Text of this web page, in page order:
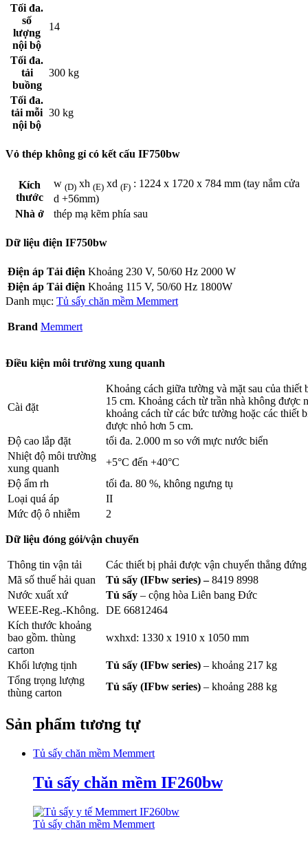
Tối đa.
số
lượng
nội bộ
14
Tối đa.
tải
buồng
300 kg
Tối đa.
tải mỗi
nội bộ
30 kg
Vỏ thép không gỉ có kết cấu IF750bw
Kích
thước
w (D) xh (E) xd (F) : 1224 x 1720 x 784 mm (tay nắm cửa
d +56mm)
Nhà ở
thép mạ kẽm phía sau
Dữ liệu điện IF750bw
Điện áp Tải điện Khoảng 230 V, 50/60 Hz 2000 W
Điện áp Tải điện Khoảng 115 V, 50/60 Hz 1800W
Danh mục: Tủ sấy chăn mềm Memmert
Brand Memmert
Điều kiện môi trường xung quanh
Cài đặt
Khoảng cách giữa tường và mặt sau của thiết
15 cm. Khoảng cách từ trần nhà không được
khoảng cách từ các bức tường hoặc các thiết
được nhỏ hơn 5 cm.
Độ cao lắp đặt
tối đa. 2.000 m so với mực nước biển
Nhiệt độ môi trường
xung quanh
+5°C đến +40°C
Độ ẩm rh
tối đa. 80 %, không ngưng tụ
Loại quá áp
II
Mức độ ô nhiễm
2
Dữ liệu đóng gói/vận chuyển
Thông tin vận tải
Các thiết bị phải được vận chuyển thẳng đứng
Mã số thuế hải quan
Tủ sấy (IFbw series) –8419 8998
Nước xuất xứ
Tủ sấy – cộng hòa Liên bang Đức
WEEE-Reg.-Không.
DE 66812464
Kích thước khoảng
bao gồm. thùng
carton
wxhxd: 1330 x 1910 x 1050 mm
Khối lượng tịnh Tủ sấy (IFbw series) – khoảng 217 kg
Tổng trọng lượng
thùng carton
Tủ sấy (IFbw series) – khoảng 288 kg
Sản phẩm tương tự
Tủ sấy chăn mềm Memmert
Tủ sấy chăn mềm IF260bw
Tủ sấy chăn mềm Memmert